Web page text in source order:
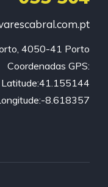
4050-41 Porto
Coordenadas GPS:
Latitude:41.155144
8.618357